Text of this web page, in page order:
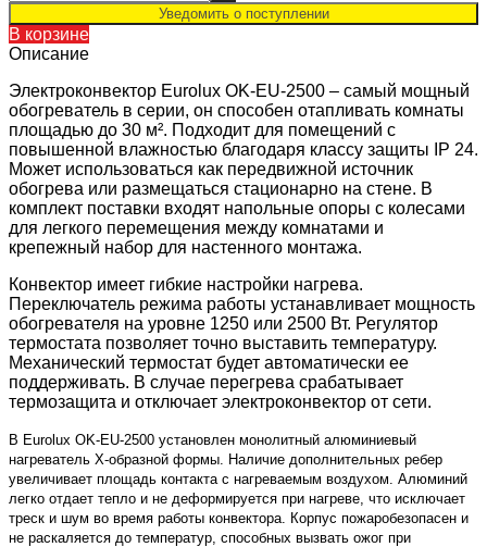
Уведомить о поступлении
В корзине
Описание
Электроконвектор Eurolux OK-EU-2500 – самый мощный
обогреватель в серии, он способен отапливать комнаты
площадью до 30 м². Подходит для помещений с
повышенной влажностью благодаря классу защиты IP 24.
Может использоваться как передвижной источник
обогрева или размещаться стационарно на стене. В
комплект поставки входят напольные опоры с колесами
для легкого перемещения между комнатами и
крепежный набор для настенного монтажа.
Конвектор имеет гибкие настройки нагрева.
Переключатель режима работы устанавливает мощность
обогревателя на уровне 1250 или 2500 Вт. Регулятор
термостата позволяет точно выставить температуру.
Механический термостат будет автоматически ее
поддерживать. В случае перегрева срабатывает
термозащита и отключает электроконвектор от сети.
В Eurolux OK-EU-2500 установлен монолитный алюминиевый
нагреватель Х-образной формы. Наличие дополнительных ребер
увеличивает площадь контакта с нагреваемым воздухом. Алюминий
легко отдает тепло и не деформируется при нагреве, что исключает
треск и шум во время работы конвектора. Корпус пожаробезопасен и
не раскаляется до температур, способных вызвать ожог при